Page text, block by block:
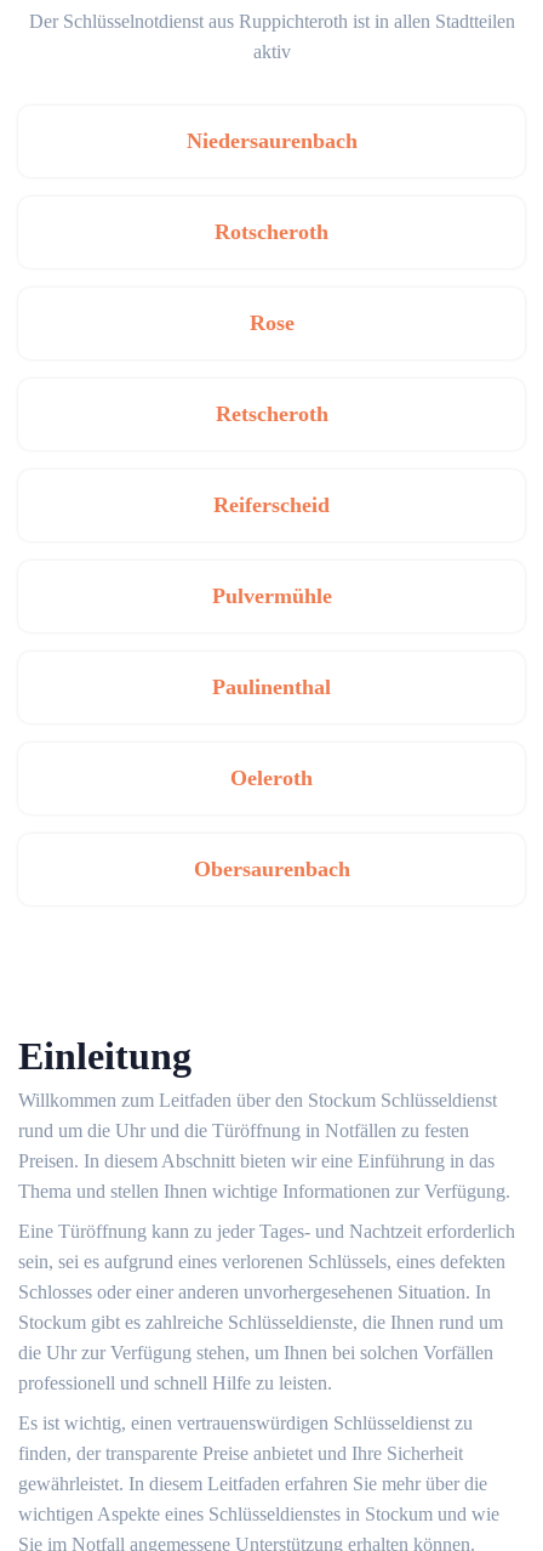
Der Schlüsselnotdienst aus Ruppichteroth ist in allen Stadtteilen
aktiv
Niedersaurenbach
Rotscheroth
Rose
Retscheroth
Reiferscheid
Pulvermühle
Paulinenthal
Oeleroth
Obersaurenbach
Einleitung
Willkommen zum Leitfaden über den Stockum Schlüsseldienst
rund um die Uhr und die Türöffnung in Notfällen zu festen
Preisen.​ In diesem Abschnitt bieten wir eine Einführung in das
Thema und stellen Ihnen wichtige Informationen zur Verfügung.​
Eine Türöffnung kann zu jeder Tages- und Nachtzeit erforderlich
sein, sei es aufgrund eines verlorenen Schlüssels, eines defekten
Schlosses oder einer anderen unvorhergesehenen Situation.​ In
Stockum gibt es zahlreiche Schlüsseldienste, die Ihnen rund um
die Uhr zur Verfügung stehen, um Ihnen bei solchen Vorfällen
professionell und schnell Hilfe zu leisten.
Es ist wichtig, einen vertrauenswürdigen Schlüsseldienst zu
finden, der transparente Preise anbietet und Ihre Sicherheit
gewährleistet.​ In diesem Leitfaden erfahren Sie mehr über die
wichtigen Aspekte eines Schlüsseldienstes in Stockum und wie
Sie im Notfall angemessene Unterstützung erhalten können.​